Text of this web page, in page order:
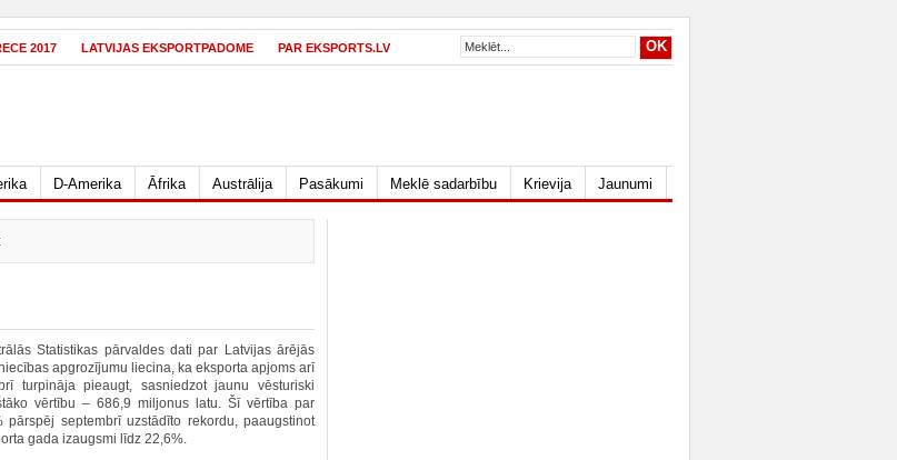
2017 LATVIJAS EKSPORTPADOME PAR EKSPORTS.LV
D-Amerika Āfrika Austrālija Pasākumi Meklē sadarbību Krievija Jaunumi
Statistikas pārvaldes dati par Latvijas ārējās
apgrozījumu liecina, ka eksporta apjoms arī
turpināja pieaugt, sasniedzot jaunu vēsturiski
vērtību – 686,9 miljonus latu. Šī vērtība par
pārspēj septembrī uzstādīto rekordu, paaugstinot
gada izaugsmi līdz 22,6%.